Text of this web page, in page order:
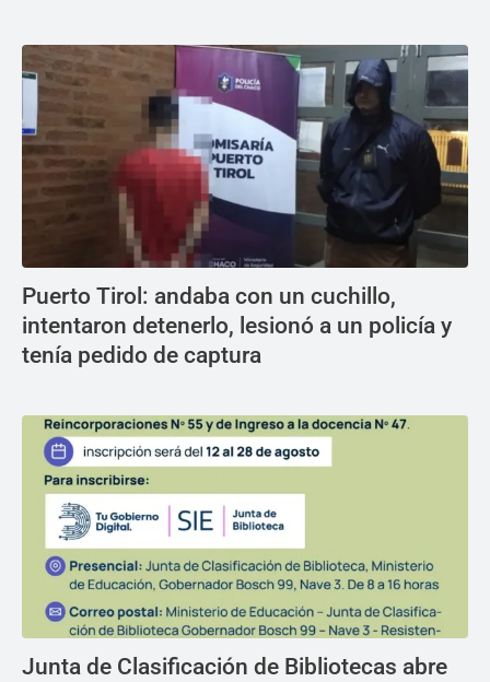
Puerto Tirol: andaba con un cuchillo,
intentaron detenerlo, lesionó a un policía y
tenía pedido de captura
Junta de Clasificación de Bibliotecas abre